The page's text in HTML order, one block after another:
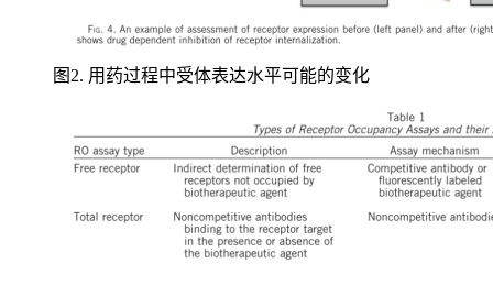
图2. 用药过程中受体表达水平可能的变化